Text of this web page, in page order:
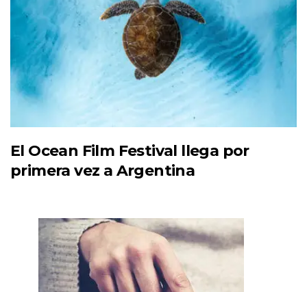
El Ocean Film Festival llega por
primera vez a Argentina